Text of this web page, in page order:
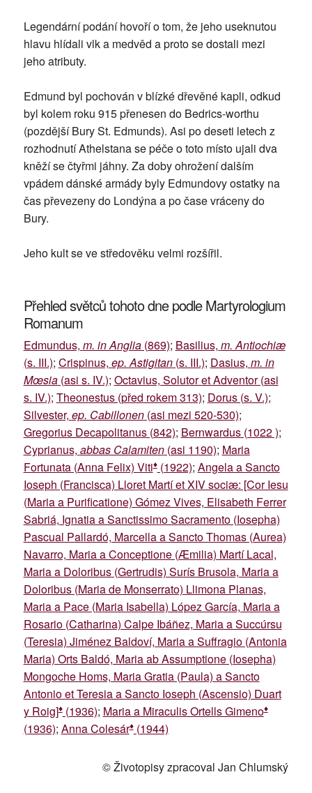
Legendární podání hovoří o tom, že jeho useknutou
hlavu hlídali vlk a medvěd a proto se dostali mezi
jeho atributy.
Edmund byl pochován v blízké dřevěné kapli, odkud
byl kolem roku 915 přenesen do Bedrics-worthu
(pozdější Bury St. Edmunds). Asi po deseti letech z
rozhodnutí Athelstana se péče o toto místo ujali dva
kněží se čtyřmi jáhny. Za doby ohrožení dalším
vpádem dánské armády byly Edmundovy ostatky na
čas převezeny do Londýna a po čase vráceny do
Bury.
Jeho kult se ve středověku velmi rozšířil.
Přehled světců tohoto dne podle Martyrologium
Romanum
Edmundus, m. in Anglia(869); Basilius, m. Antiochiæ
(s. III.); Crispinus, ep. Astigitan(s. III.); Dasius, m. in
Mœsia(asi s. IV.); Octavius, Solutor et Adventor (asi
s. IV.); Theonestus (před rokem 313); Dorus (s. V.);
Silvester, ep. Cabillonen(asi mezi 520-530);
Gregorius Decapolitanus (842); Bernwardus (1022 );
Cyprianus, abbas Calamiten(asi 1190); Maria
Fortunata (Anna Felix) Viti♦(1922); Angela a Sancto
Ioseph (Francisca) Lloret Martí et XIV sociæ: [Cor Iesu
(Maria a Purificatione) Gómez Vives, Elisabeth Ferrer
Sabriá, Ignatia a Sanctissimo Sacramento (Iosepha)
Pascual Pallardó, Marcella a Sancto Thomas (Aurea)
Navarro, Maria a Conceptione (Æmilia) Martí Lacal,
Maria a Doloribus (Gertrudis) Surís Brusola, Maria a
Doloribus (Maria de Monserrato) Llimona Planas,
Maria a Pace (Maria Isabella) López García, Maria a
Rosario (Catharina) Calpe Ibáñez, Maria a Succúrsu
(Teresia) Jiménez Baldoví, Maria a Suffragio (Antonia
Maria) Orts Baldó, Maria ab Assumptione (Iosepha)
Mongoche Homs, Maria Gratia (Paula) a Sancto
Antonio et Teresia a Sancto Ioseph (Ascensio) Duart
y Roig]♦(1936); Maria a Miraculis Ortells Gimeno♦
(1936); Anna Colesár♦(1944)
© Životopisy zpracoval Jan Chlumský